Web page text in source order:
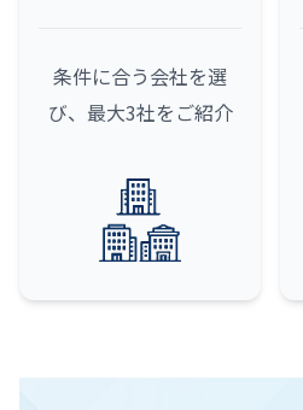
条件に合う会社を選
び、最大3社をご紹介